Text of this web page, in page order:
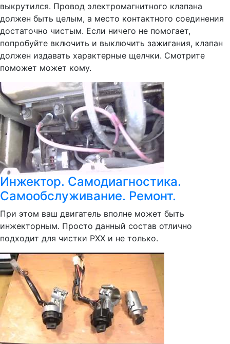
выкрутился. Провод электромагнитного клапана
должен быть целым, а место контактного соединения
достаточно чистым. Если ничего не помогает,
попробуйте включить и выключить зажигания, клапан
должен издавать характерные щелчки. Смотрите
поможет может кому.
Инжектор. Самодиагностика.
Самообслуживание. Ремонт.
При этом ваш двигатель вполне может быть
инжекторным. Просто данный состав отлично
подходит для чистки РХХ и не только.